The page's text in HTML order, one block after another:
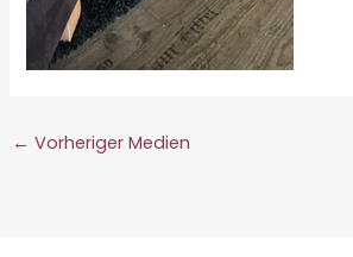
← Vorheriger Medien